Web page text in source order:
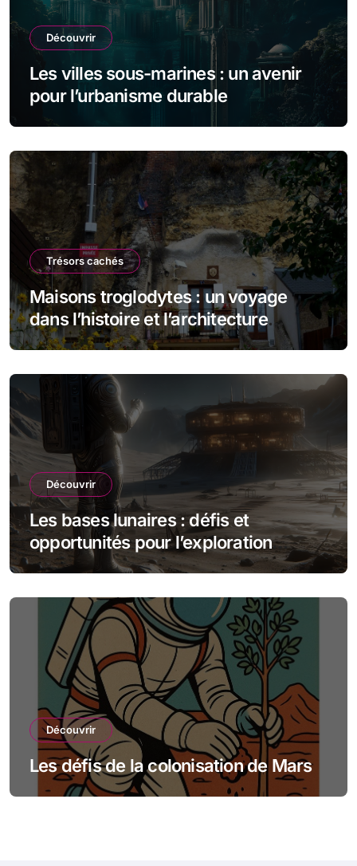
Découvrir
Les villes sous-marines : un avenir
pour l’urbanisme durable
Trésors cachés
Maisons troglodytes : un voyage
dans l’histoire et l’architecture
souterraine
Découvrir
Les bases lunaires : défis et
opportunités pour l’exploration
spatiale
Découvrir
Les défis de la colonisation de Mars